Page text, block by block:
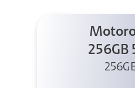
256GB